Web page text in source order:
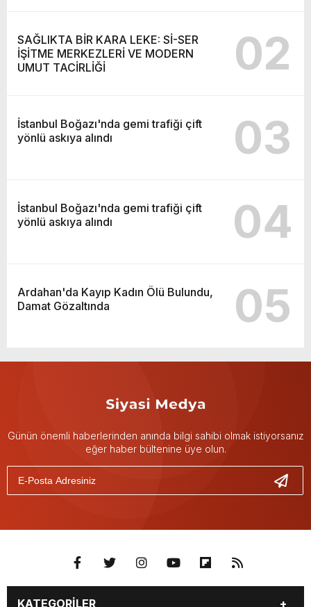
SAĞLIKTA BİR KARA LEKE: Sİ-SER
İŞİTME MERKEZLERİ VE MODERN
UMUT TACİRLİĞİ
02
İstanbul Boğazı'nda gemi trafiği çift
yönlü askıya alındı
03
İstanbul Boğazı'nda gemi trafiği çift
yönlü askıya alındı
04
Ardahan'da Kayıp Kadın Ölü Bulundu,
Damat Gözaltında
05
Günün önemli haberlerinden anında bilgi sahibi olmak istiyorsanız
eğer haber bültenine üye olun.
KATEGORİLER